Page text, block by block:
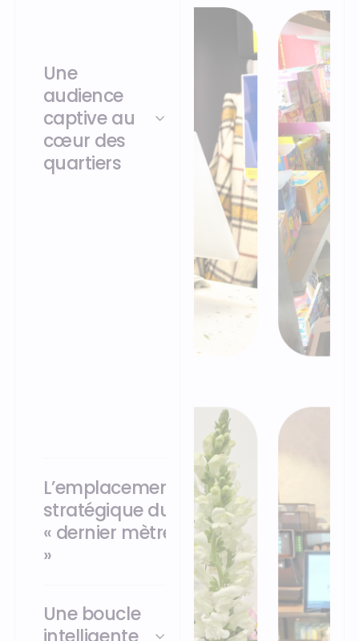
Une
audience
captive au
cœur des
quartiers
L’emplacement
stratégique du
« dernier mètre
»
Une boucle